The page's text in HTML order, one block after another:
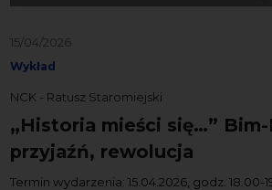
15/04/2026
Wykład
NCK - Ratusz Staromiejski
„Historia mieści się…” Bim-
przyjaźń, rewolucja
Termin wydarzenia: 15.04.2026, godz. 18.00-